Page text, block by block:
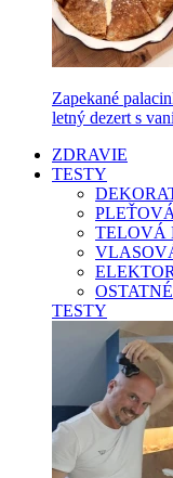
Zapekané
letný dezert s
ZDRAVIE
TESTY
TELOVÁ
OSTATNÉ
TESTY